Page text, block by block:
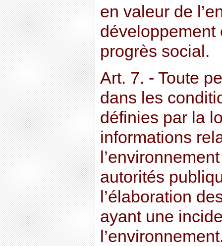
en valeur de
développement
progrès social.
Art. 7. - Toute
dans les
définies par la
informations
autorités
l’élaboration
ayant une